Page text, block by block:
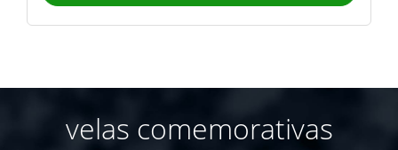
velas comemorativas